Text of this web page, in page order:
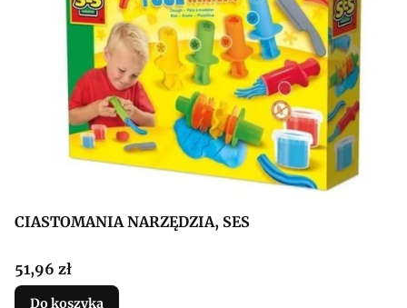
CIASTOMANIA NARZĘDZIA, SES
Cena
51,96 zł
Do koszyka